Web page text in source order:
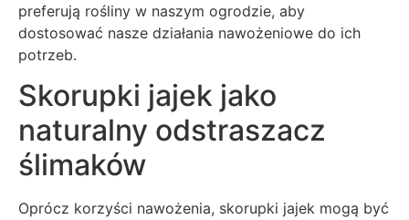
preferują rośliny w naszym ogrodzie, aby
dostosować nasze działania nawożeniowe do ich
potrzeb.
Skorupki jajek jako
naturalny odstraszacz
ślimaków
Oprócz korzyści nawożenia, skorupki jajek mogą być